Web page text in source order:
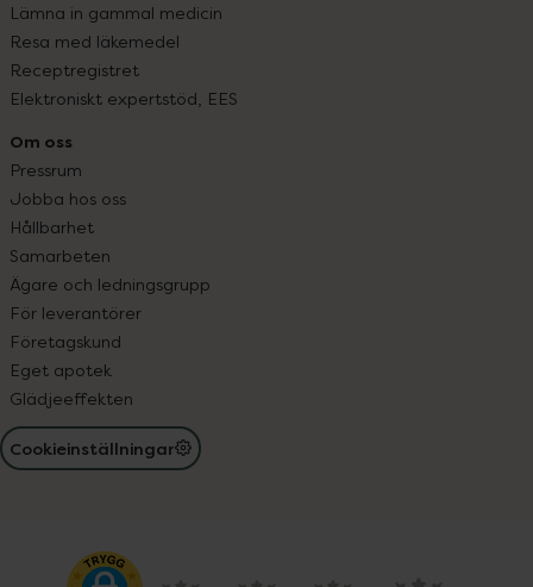
Lämna in gammal medicin
Resa med läkemedel
Receptregistret
Elektroniskt expertstöd, EES
Om oss
Pressrum
Jobba hos oss
Hållbarhet
Samarbeten
Ägare och ledningsgrupp
För leverantörer
Företagskund
Eget apotek
Glädjeeffekten
Cookieinställningar